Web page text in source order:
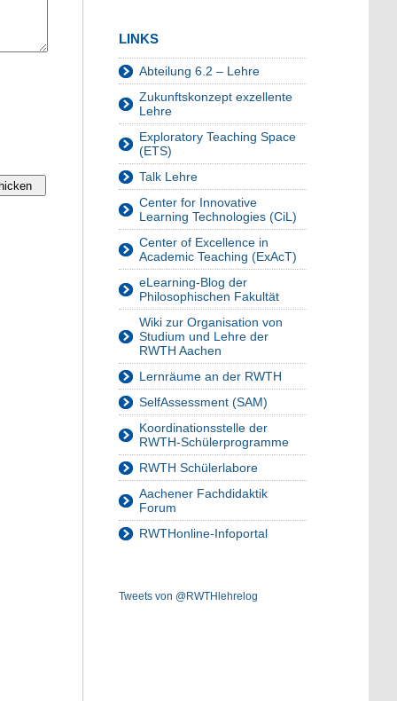
LINKS
Abteilung 6.2 – Lehre
Zukunftskonzept exzellente
Lehre
Exploratory Teaching Space
(ETS)
Talk Lehre
Center for Innovative
Learning Technologies (CiL)
Center of Excellence in
Academic Teaching (ExAcT)
eLearning-Blog der
Philosophischen Fakultät
Wiki zur Organisation von
Studium und Lehre der
RWTH Aachen
Lernräume an der RWTH
SelfAssessment (SAM)
Koordinationsstelle der
RWTH-Schülerprogramme
RWTH Schülerlabore
Aachener Fachdidaktik
Forum
RWTHonline-Infoportal
Tweets von @RWTHlehrelog